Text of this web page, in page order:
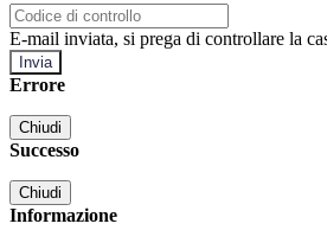
E-mail inviata, si prega di controllare la
Errore
Chiudi
Successo
Chiudi
Informazione